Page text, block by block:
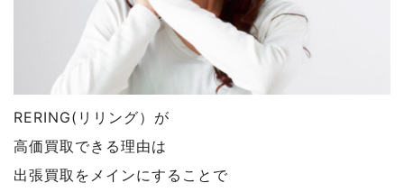
RERING(リリング）が
高価買取できる理由は
出張買取をメインにすることで